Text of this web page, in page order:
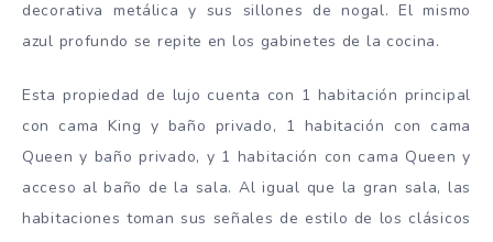
decorativa metálica y sus sillones de nogal. El mismo
azul profundo se repite en los gabinetes de la cocina.
Esta propiedad de lujo cuenta con 1 habitación principal
con cama King y baño privado, 1 habitación con cama
Queen y baño privado, y 1 habitación con cama Queen y
acceso al baño de la sala. Al igual que la gran sala, las
habitaciones toman sus señales de estilo de los clásicos